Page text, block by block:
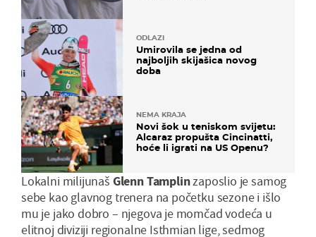
ODLAZI
Umirovila se jedna od
najboljih skijašica novog
doba
NEMA KRAJA
Novi šok u teniskom svijetu:
Alcaraz propušta Cincinatti,
hoće li igrati na US Openu?
Lokalni milijunaš Glenn Tamplinzaposlio je samog
sebe kao glavnog trenera na početku sezone i išlo
mu je jako dobro – njegova je momčad vodeća u
elitnoj diviziji regionalne Isthmian lige, sedmog